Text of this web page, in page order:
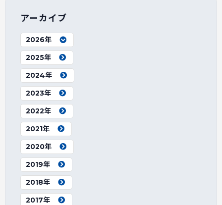
アーカイブ
2026年
2025年
2024年
2023年
2022年
2021年
2020年
2019年
2018年
2017年